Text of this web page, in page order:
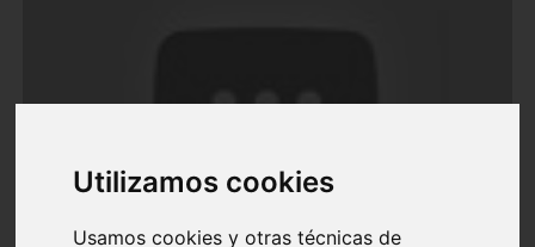
Utilizamos cookies
Usamos cookies y otras técnicas de
Video Ana Brenda Contreras y la firme promesa que